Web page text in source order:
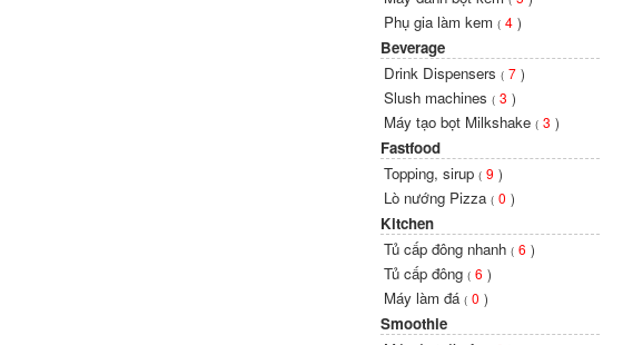
Phụ gia làm kem( 4 )
Beverage
Drink Dispensers( 7 )
Slush machines( 3 )
Máy tạo bọt Milkshake( 3 )
Fastfood
Topping, sirup( 9 )
Lò nướng Pizza( 0 )
Kitchen
Tủ cấp đông nhanh( 6 )
Tủ cấp đông( 6 )
Máy làm đá( 0 )
Smoothie